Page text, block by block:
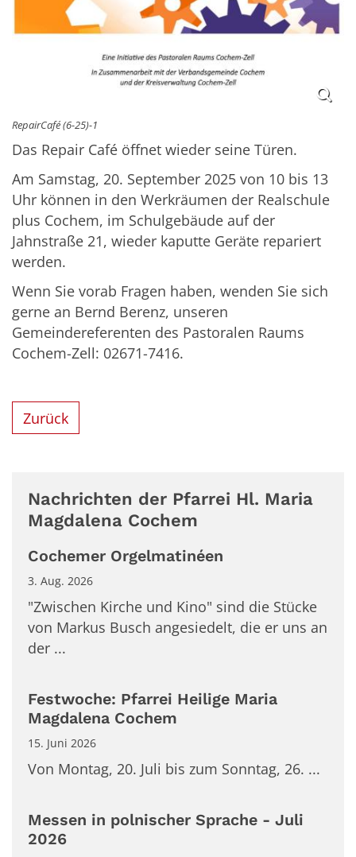
RepairCafé (6-25)-1
Das Repair Café öffnet wieder seine Türen.
Am Samstag, 20. September 2025 von 10 bis 13
Uhr können in den Werkräumen der Realschule
plus Cochem, im Schulgebäude auf der
Jahnstraße 21, wieder kaputte Geräte repariert
werden.
Wenn Sie vorab Fragen haben, wenden Sie sich
gerne an Bernd Berenz, unseren
Gemeindereferenten des Pastoralen Raums
Cochem-Zell: 02671-7416.
Zurück
Nachrichten der Pfarrei Hl. Maria
Magdalena Cochem
Cochemer Orgelmatinéen
3. Aug. 2026
"Zwischen Kirche und Kino" sind die Stücke
von Markus Busch angesiedelt, die er uns an
der ...
Festwoche: Pfarrei Heilige Maria
Magdalena Cochem
15. Juni 2026
Von Montag, 20. Juli bis zum Sonntag, 26. ...
Messen in polnischer Sprache - Juli
2026